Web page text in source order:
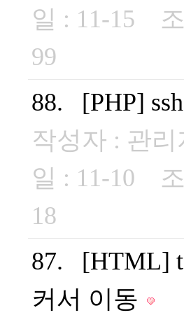
일 : 11-15
99
88. [PHP]
작성자 : 관리
일 : 11-10
18
87. [HTML]
커서 이동